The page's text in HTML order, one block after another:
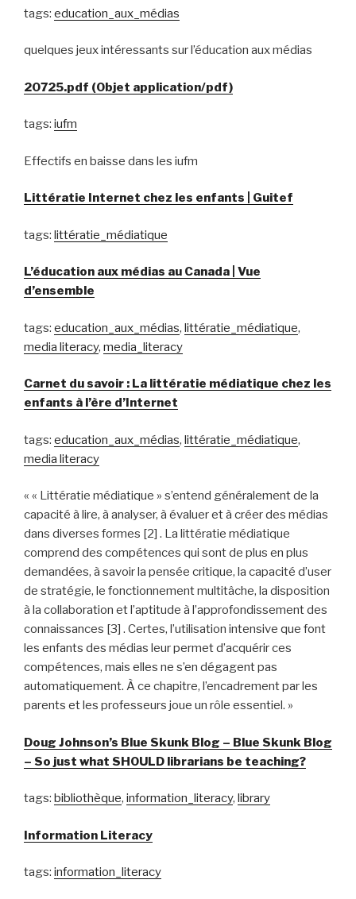
tags: education_aux_médias
quelques jeux intéressants sur l’éducation aux médias
20725.pdf (Objet application/pdf)
tags: iufm
Effectifs en baisse dans les iufm
Littératie Internet chez les enfants | Guitef
tags: littératie_médiatique
L’éducation aux médias au Canada | Vue
d’ensemble
tags: education_aux_médias, littératie_médiatique,
media literacy, media_literacy
Carnet du savoir : La littératie médiatique chez les
enfants à l’ère d’Internet
tags: education_aux_médias, littératie_médiatique,
media literacy
« « Littératie médiatique » s’entend généralement de la
capacité à lire, à analyser, à évaluer et à créer des médias
dans diverses formes [2] . La littératie médiatique
comprend des compétences qui sont de plus en plus
demandées, à savoir la pensée critique, la capacité d’user
de stratégie, le fonctionnement multitâche, la disposition
à la collaboration et l’aptitude à l’approfondissement des
connaissances [3] . Certes, l’utilisation intensive que font
les enfants des médias leur permet d’acquérir ces
compétences, mais elles ne s’en dégagent pas
automatiquement. À ce chapitre, l’encadrement par les
parents et les professeurs joue un rôle essentiel. »
Doug Johnson’s Blue Skunk Blog – Blue Skunk Blog
– So just what SHOULD librarians be teaching?
tags: bibliothèque, information_literacy, library
Information Literacy
tags: information_literacy